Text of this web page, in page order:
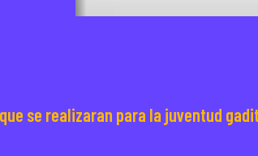
se realizaran para la juventud